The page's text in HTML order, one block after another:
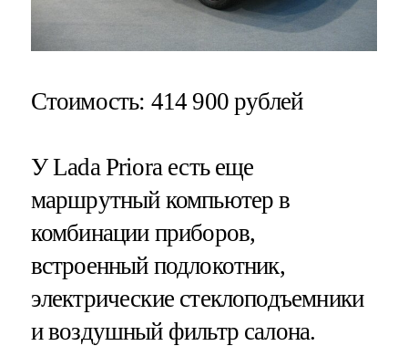
Стоимость: 414 900 рублей
У Lada Priora есть еще
маршрутный компьютер в
комбинации приборов,
встроенный подлокотник,
электрические стеклоподъемники
и воздушный фильтр салона.